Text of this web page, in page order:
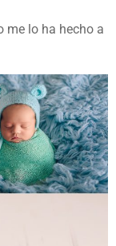
me lo ha hecho a